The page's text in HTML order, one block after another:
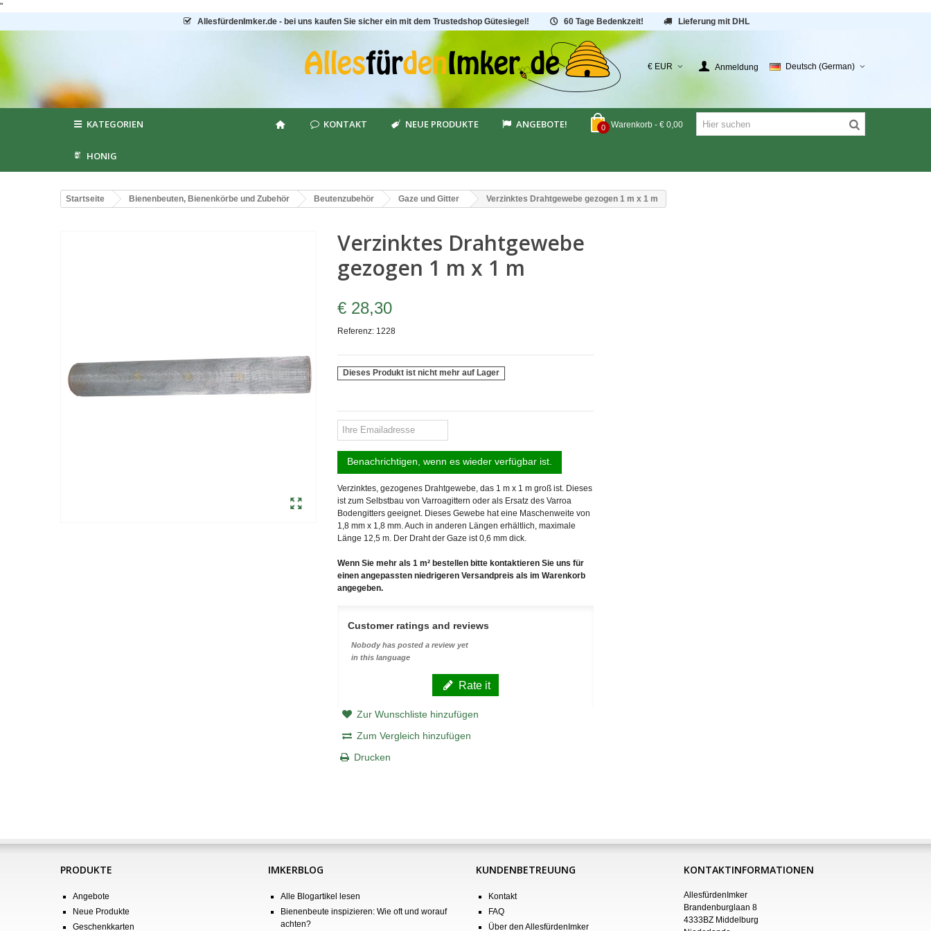
"
AllesfürdenImker.de - bei uns kaufen Sie sicher ein mit dem Trustedshop Gütesiegel!
60 Tage Bedenkzeit! Lieferung mit DHL
€ EUR Anmeldung Deutsch (German)
0 Warenkorb - € 0,00
KATEGORIEN KONTAKT NEUE PRODUKTE ANGEBOTE!
HONIG
Startseite Bienenbeuten, Bienenkörbe und Zubehör Beutenzubehör Gaze und Gitter Verzinktes Drahtgewebe gezogen 1 m x 1 m
Verzinktes Drahtgewebe
gezogen 1 m x 1 m
€ 28,30
Referenz: 1228
Dieses Produkt ist nicht mehr auf Lager
Benachrichtigen, wenn es wieder verfügbar ist.
Verzinktes, gezogenes Drahtgewebe, das 1 m x 1 m groß ist. Dieses
ist zum Selbstbau von Varroagittern oder als Ersatz des Varroa
Bodengitters geeignet. Dieses Gewebe hat eine Maschenweite von
1,8 mm x 1,8 mm. Auch in anderen Längen erhältlich, maximale
Länge 12,5 m. Der Draht der Gaze ist 0,6 mm dick.
Wenn Sie mehr als 1 m² bestellen bitte kontaktieren Sie uns für
einen angepassten niedrigeren Versandpreis als im Warenkorb
angegeben.
Customer ratings and reviews
Nobody has posted a review yet
in this language
Rate it
Zur Wunschliste hinzufügen
Zum Vergleich hinzufügen
Drucken
PRODUKTE
Angebote
Neue Produkte
Geschenkkarten
IMKERBLOG
Alle Blogartikel lesen
Bienenbeute inspizieren: Wie oft und worauf
achten?
KUNDENBETREUUNG
Kontakt
FAQ
Über den AllesfürdenImker
KONTAKTINFORMATIONEN
AllesfürdenImker
Brandenburglaan 8
4333BZ Middelburg